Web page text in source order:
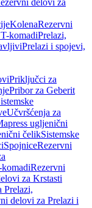
delovi za
KolenaRezervni
komadiPrelazi,
Prelazi i spojevi,
Priključci za
Pribor za Geberit
Učvršćenja za
ugljenični
čelikSistemske
SpojniceRezervni
Rezervni
za Krstasti
Prelazi,
delovi za Prelazi i